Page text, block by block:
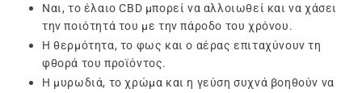
Ναι, το έλαιο CBD μπορεί να αλλοιωθεί και να χάσει
την ποιότητά του με την πάροδο του χρόνου.
Η θερμότητα, το φως και ο αέρας επιταχύνουν τη
φθορά του προϊόντος.
Η μυρωδιά, το χρώμα και η γεύση συχνά βοηθούν να